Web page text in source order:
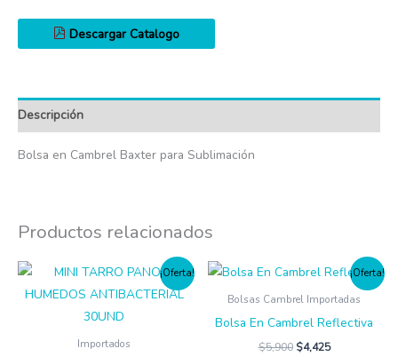
Descargar Catalogo
Descripción
Bolsa en Cambrel Baxter para Sublimación
Productos relacionados
¡Oferta!
Importados
¡Oferta!
Bolsas Cambrel Importadas
Bolsa En Cambrel Reflectiva
$5,900 $4,425